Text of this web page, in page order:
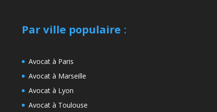
Par ville populaire:
Avocat à Paris
Avocat à Marseille
Avocat à Lyon
Avocat à Toulouse